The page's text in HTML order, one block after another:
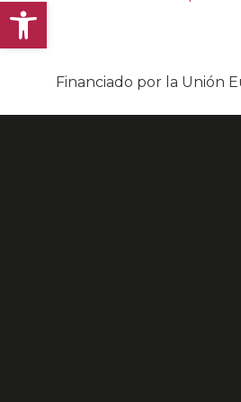
Financiado por la Unión
Abrir barra de herramientas